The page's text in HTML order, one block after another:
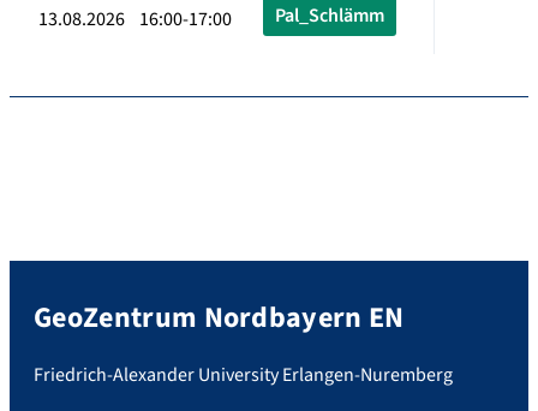
13.08.2026 16:00-17:00 Pal_Schlämm
GeoZentrum Nordbayern EN
Friedrich-Alexander University Erlangen-Nuremberg